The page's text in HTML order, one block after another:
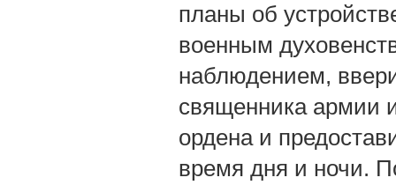
планы об
военным
наблюдением,
священника армии
ордена и
время дня и ночи.